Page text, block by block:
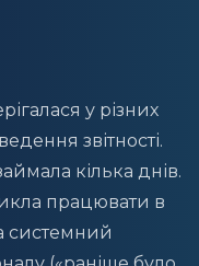
у різних
звітності.
кілька днів.
працювати в
системний